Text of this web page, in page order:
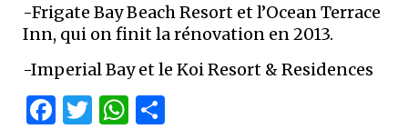
-Frigate Bay Beach Resort et l’Ocean Terrace
Inn, qui on finit la rénovation en 2013.
-Imperial Bay et le Koi Resort & Residences
Facebook
Twitter
WhatsApp